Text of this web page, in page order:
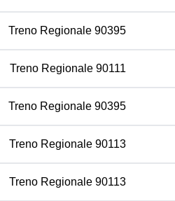
Treno Regionale 90395
Treno Regionale 90111
Treno Regionale 90395
Treno Regionale 90113
Treno Regionale 90113